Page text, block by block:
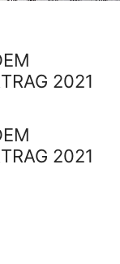
2021
2021